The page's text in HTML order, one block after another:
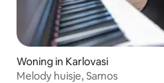
Woning in Karlovasi
Melody huisje, Samos